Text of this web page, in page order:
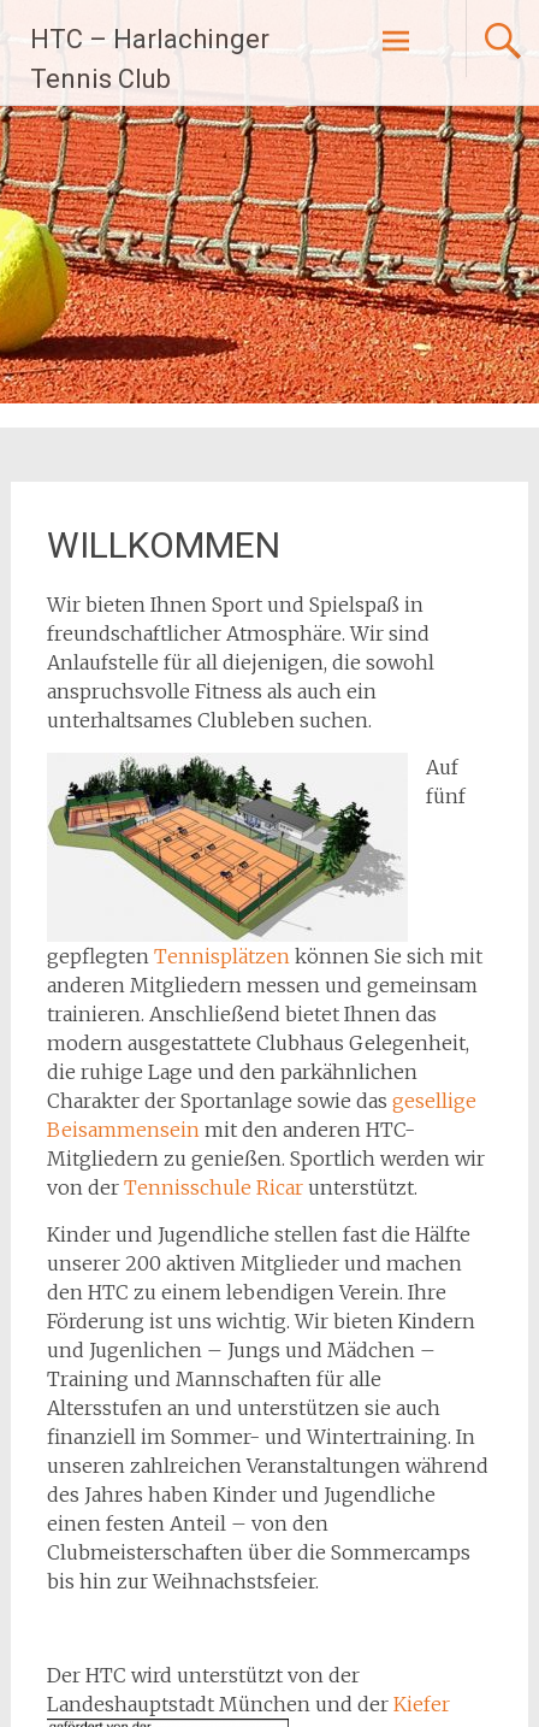
HTC – Harlachinger
Tennis Club
Zum
Inhalt
WILLKOMMEN
Wir bieten Ihnen Sport und Spielspaß in
freundschaftlicher Atmosphäre. Wir sind
Anlaufstelle für all diejenigen, die sowohl
anspruchsvolle Fitness als auch ein
unterhaltsames Clubleben suchen.
Auf
fünf
gepflegten Tennisplätzenkönnen Sie sich mit
anderen Mitgliedern messen und gemeinsam
trainieren. Anschließend bietet Ihnen das
modern ausgestattete Clubhaus Gelegenheit,
die ruhige Lage und den parkähnlichen
Charakter der Sportanlage sowie das gesellige
Beisammenseinmit den anderen HTC-
Mitgliedern zu genießen. Sportlich werden wir
von der Tennisschule Ricarunterstützt.
Kinder und Jugendliche stellen fast die Hälfte
unserer 200 aktiven Mitglieder und machen
den HTC zu einem lebendigen Verein. Ihre
Förderung ist uns wichtig. Wir bieten Kindern
und Jugenlichen – Jungs und Mädchen –
Training und Mannschaften für alle
Altersstufen an und unterstützen sie auch
finanziell im Sommer- und Wintertraining. In
unseren zahlreichen Veranstaltungen während
des Jahres haben Kinder und Jugendliche
einen festen Anteil – von den
Clubmeisterschaften über die Sommercamps
bis hin zur Weihnachstsfeier.
Der HTC wird unterstützt von der
Landeshauptstadt München und der Kiefer